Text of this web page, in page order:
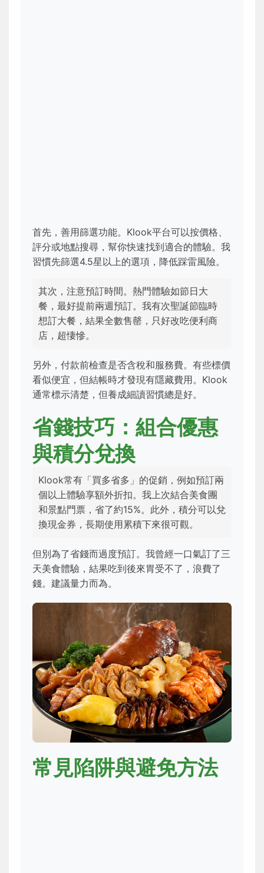
首先，善用篩選功能。Klook平台可以按價格、
評分或地點搜尋，幫你快速找到適合的體驗。我
習慣先篩選4.5星以上的選項，降低踩雷風險。
其次，注意預訂時間。熱門體驗如節日大
餐，最好提前兩週預訂。我有次聖誕節臨時
想訂大餐，結果全數售罄，只好改吃便利商
店，超悽慘。
另外，付款前檢查是否含稅和服務費。有些標價
看似便宜，但結帳時才發現有隱藏費用。Klook
通常標示清楚，但養成細讀習慣總是好。
省錢技巧：組合優惠
與積分兌換
Klook常有「買多省多」的促銷，例如預訂兩
個以上體驗享額外折扣。我上次結合美食團
和景點門票，省了約15%。此外，積分可以兌
換現金券，長期使用累積下來很可觀。
但別為了省錢而過度預訂。我曾經一口氣訂了三
天美食體驗，結果吃到後來胃受不了，浪費了
錢。建議量力而為。
常見陷阱與避免方法